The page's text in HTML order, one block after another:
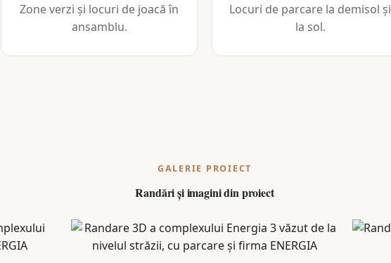
Zone verzi și locuri de joacă în
ansamblu.
Locuri de parcare la demisol și
la sol.
GALERIE PROIECT
Randări și imagini din proiect